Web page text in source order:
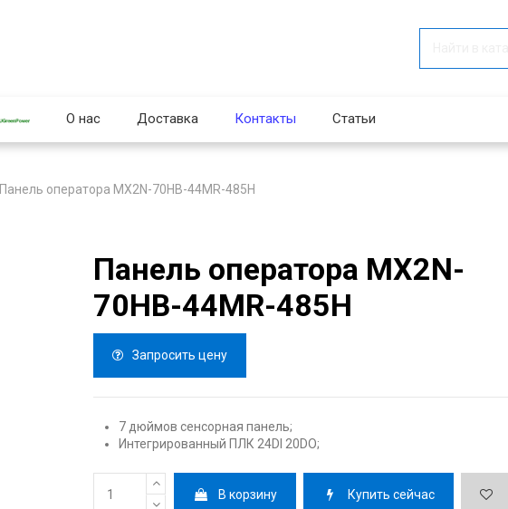
О нас Доставка Контакты Статьи
Панель оператора MX2N-70HB-44MR-485H
Панель оператора MX2N-
70HB-44MR-485H
Запросить цену
7 дюймов сенсорная панель;
Интегрированный ПЛК 24DI 20DO;
В корзину Купить сейчас